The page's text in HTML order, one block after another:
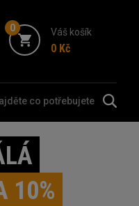
0 Váš košík
0 Kč
10%